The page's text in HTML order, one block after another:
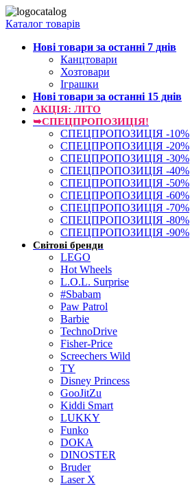
Каталог товарів
Нові товари за останнi 7 днiв
Канцтовари
Хозтовари
Іграшки
Нові товари за останнi 15 днiв
АКЦІЯ: ЛІТО
➥СПЕЦПРОПОЗИЦІЯ!
СПЕЦПРОПОЗИЦІЯ -10%
СПЕЦПРОПОЗИЦІЯ -20%
СПЕЦПРОПОЗИЦІЯ -30%
СПЕЦПРОПОЗИЦІЯ -40%
СПЕЦПРОПОЗИЦІЯ -50%
СПЕЦПРОПОЗИЦІЯ -60%
СПЕЦПРОПОЗИЦІЯ -70%
СПЕЦПРОПОЗИЦІЯ -80%
СПЕЦПРОПОЗИЦІЯ -90%
Світові бренди
LEGO
Hot Wheels
L.O.L. Surprise
#Sbabam
Paw Patrol
Barbie
TechnoDrive
Fisher-Price
Screechers Wild
TY
Disney Princess
GooJitZu
Kiddi Smart
LUKKY
Funko
DOKA
DINOSTER
Bruder
Laser X